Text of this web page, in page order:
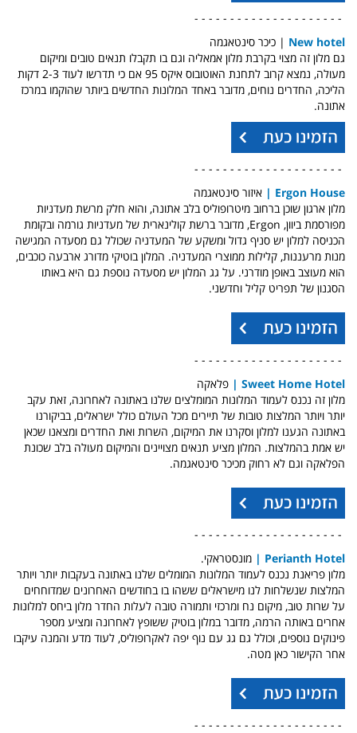
- - - - - - - - - - - - - - - - - - - - -
New hotel | כיכר סינטאגמה
גם מלון זה מצוי בקרבת מלון אמאליה וגם בו תקבלו תנאים טובים ומיקום
מעולה, נמצא קרוב לתחנת האוטובוס איקס 95 אם כי תדרשו לעוד 2-3 דקות
הליכה, החדרים נוחים, מדובר באחד המלונות החדשים ביותר שהוקמו במרכז
אתונה.
- - - - - - - - - - - - - - - - - - - - -
Ergon House
| איזור סינטאגמה
מלון ארגון שוכן ברחוב מיטרופוליס בלב אתונה, והוא חלק מרשת מעדניות
מפורסמת ביוון, Ergon, מדובר ברשת קולינארית של מעדניות גורמה ובקומת
הכניסה למלון יש סניף גדול ומשקע של המעדניה שכולל גם מסעדה המגישה
מנות מרעננות, קלילות ממוצרי המעדניה. המלון בוטיקי מדורג ארבעה כוכבים,
הוא מעוצב באופן מודרני. על גג המלון יש מסעדה נוספת גם היא באותו
הסגנון של תפריט קליל וחדשני.
- - - - - - - - - - - - - - - - - - - - -
Sweet Home Hotel
| פלאקה
מלון זה נכנס לעמוד המלונות המומלצים שלנו באתונה לאחרונה, זאת עקב
יותר ויותר המלצות טובות של תיירים מכל העולם כולל ישראלים, בביקורנו
באתונה הגענו למלון וסקרנו את המיקום, השרות ואת החדרים ומצאנו שכאן
יש אמת בהמלצות. המלון מציע תנאים מצויינים והמיקום מעולה בלב שכונת
הפלאקה וגם לא רחוק מכיכר סינטאגמה.
- - - - - - - - - - - - - - - - - - - - -
Perianth Hotel
| מונסטראקי.
מלון פריאנת נכנס לעמוד המלונות המומלים שלנו באתונה בעקבות יותר ויותר
המלצות שנשלחות לנו מישראלים ששהו בו בחודשים האחרונים שמדוחחים
על שרות טוב, מיקום נח ומרכזי ותמורה טובה לעלות החדר מלון ביחס למלונות
אחרים באותה הרמה, מדובר במלון בוטיק ששופץ לאחרונה ומציע מספר
פינוקים נוספים, וכולל גם גג עם נוף יפה לאקרופוליס, לעוד מדע והמנה עיקבו
אחר הקישור כאן מטה.
- - - - - - - - - - - - - - - - - - - - -